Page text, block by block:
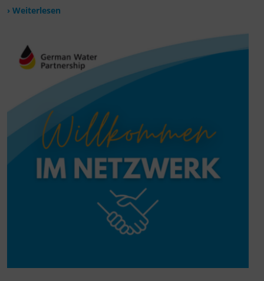
› Weiterlesen